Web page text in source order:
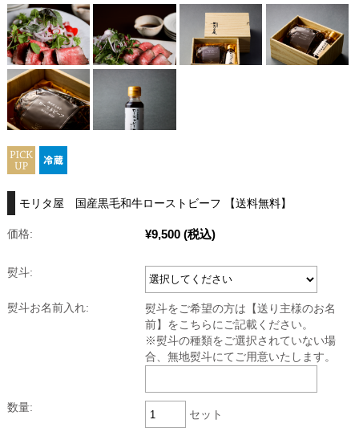
モリタ屋 国産黒毛和牛ローストビーフ 【送料無料】
価格: ¥9,500 (税込)
熨斗:
熨斗お名前入れ:
熨斗をご希望の方は【送り主様のお名
前】をこちらにご記載ください。
※熨斗の種類をご選択されていない場
合、無地熨斗にてご用意いたします。
数量:
セット